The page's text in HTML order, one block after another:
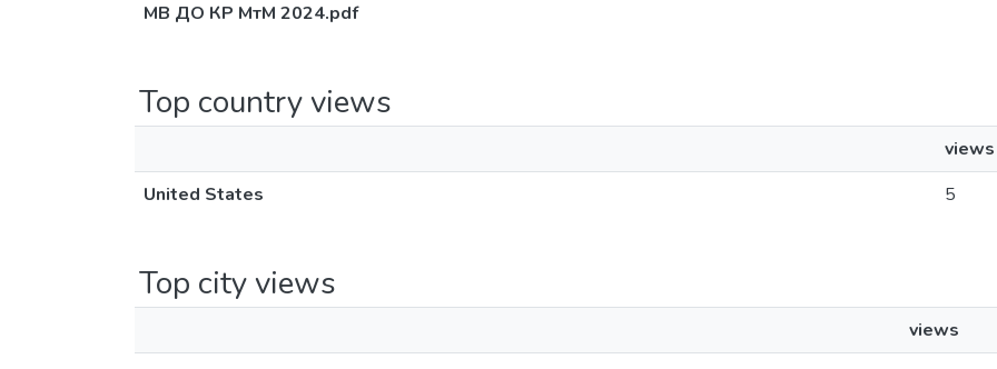
МВ ДО КР МтМ 2024.pdf
Top country views
views
United States
5
Top city views
views